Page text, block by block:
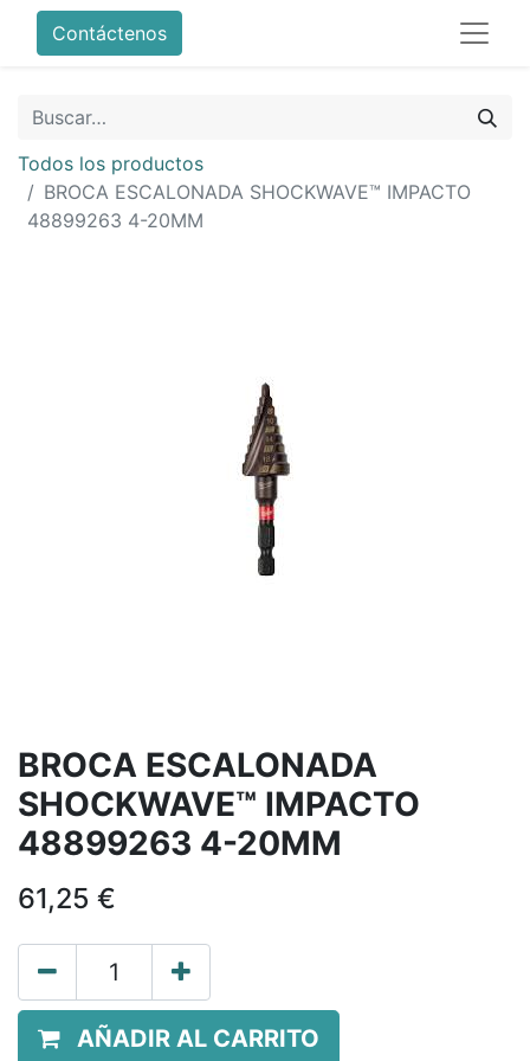
Contáctenos
Todos los productos
BROCA ESCALONADA SHOCKWAVE™ IMPACTO
48899263 4-20MM
BROCA ESCALONADA
SHOCKWAVE™ IMPACTO
48899263 4-20MM
61,25 €
AÑADIR AL CARRITO